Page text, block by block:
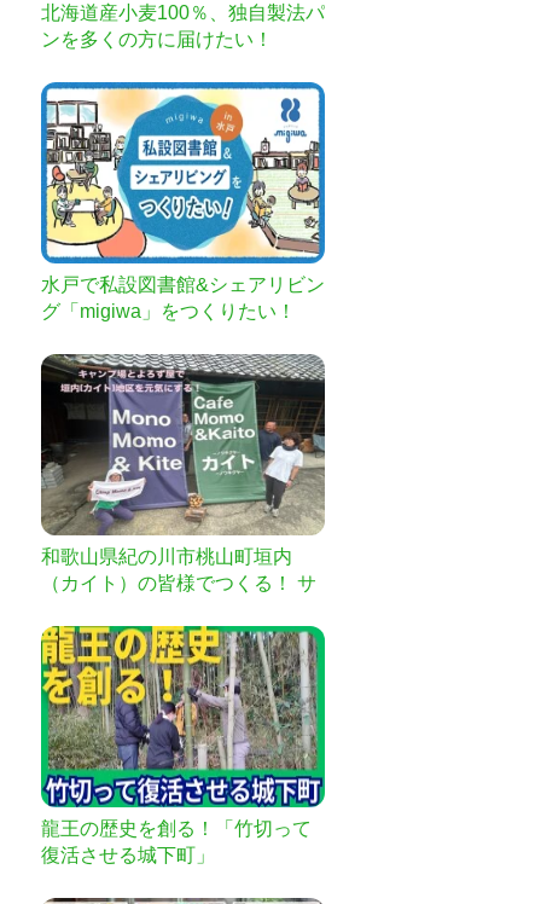
北海道産小麦100％、独自製法パ
ンを多くの方に届けたい！
水戸で私設図書館&シェアリビン
グ「migiwa」をつくりたい！
和歌山県紀の川市桃山町垣内
（カイト）の皆様でつくる！ サ
屋をより良い場所に！【ふるさ
と納税型】
龍王の歴史を創る！「竹切って
復活させる城下町」